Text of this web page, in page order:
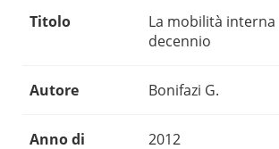
Titolo
La mobilità
decennio
Autore Bonifazi G.
Anno di
2012